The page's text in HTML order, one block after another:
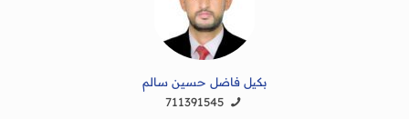
بكيل فاضل حسين سالم
711391545